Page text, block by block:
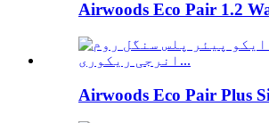
Airwoods Eco Pair 1.2
Airwoods Eco Pair Plus